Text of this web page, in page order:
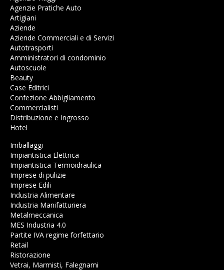
Agenzie Pratiche Auto
Artigiani
Aziende
Aziende Commerciali e di Servizi
Autotrasporti
Amministratori di condominio
Autoscuole
Beauty
Case Editrici
Confezione Abbigliamento
Commercialisti
Distribuzione e Ingrosso
Hotel
Imballaggi
Impiantistica Elettrica
Impiantistica Termoidraulica
Imprese di pulizie
Imprese Edili
Industria Alimentare
Industria Manifatturiera
Metalmeccanica
MES Industria 4.0
Partite IVA regime forfettario
Retail
Ristorazione
Vetrai, Marmisti, Falegnami